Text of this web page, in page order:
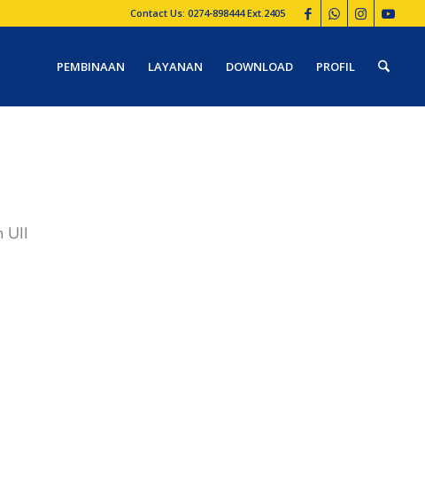
Contact Us: 0274-898444 Ext.2405
PEMBINAAN LAYANAN DOWNLOAD PROFIL
UII